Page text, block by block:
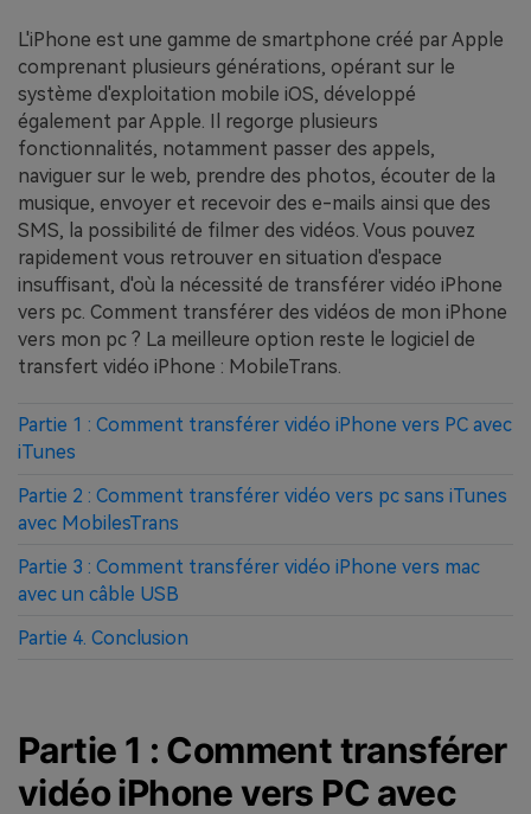
Plan Éducation
L'iPhone est une gamme de smartphone créé par Apple
comprenant plusieurs générations, opérant sur le
système d'exploitation mobile iOS, développé
également par Apple. Il regorge plusieurs
fonctionnalités, notamment passer des appels,
naviguer sur le web, prendre des photos, écouter de la
musique, envoyer et recevoir des e-mails ainsi que des
SMS, la possibilité de filmer des vidéos. Vous pouvez
rapidement vous retrouver en situation d'espace
insuffisant, d'où la nécessité de transférer vidéo iPhone
vers pc. Comment transférer des vidéos de mon iPhone
vers mon pc ? La meilleure option reste le logiciel de
transfert vidéo iPhone : MobileTrans.
Partie 1 : Comment transférer vidéo iPhone vers PC avec
iTunes
Partie 2 : Comment transférer vidéo vers pc sans iTunes
avec MobilesTrans
Partie 3 : Comment transférer vidéo iPhone vers mac
avec un câble USB
Partie 4. Conclusion
Partie 1 : Comment transférer
vidéo iPhone vers PC avec